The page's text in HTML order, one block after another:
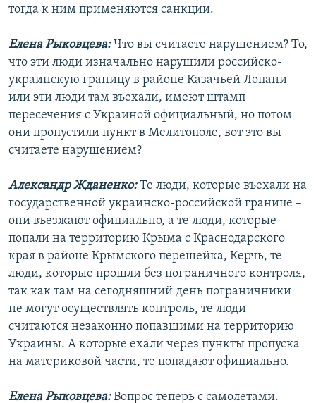
тогда к ним применяются санкции.
Елена Рыковцева:Что вы считаете нарушением? То,
что эти люди изначально нарушили российско-
украинскую границу в районе Казачьей Лопани
или эти люди там въехали, имеют штамп
пересечения с Украиной официальный, но потом
они пропустили пункт в Мелитополе, вот это вы
считаете нарушением?
Александр Жданенко:Те люди, которые въехали на
государственной украинско-российской границе –
они въезжают официально, а те люди, которые
попали на территорию Крыма с Краснодарского
края в районе Крымского перешейка, Керчь, те
люди, которые прошли без пограничного контроля,
так как там на сегодняшний день пограничники
не могут осуществлять контроль, те люди
считаются незаконно попавшими на территорию
Украины. А которые ехали через пункты пропуска
на материковой части, те попадают официально.
Елена Рыковцева:Вопрос теперь с самолетами.